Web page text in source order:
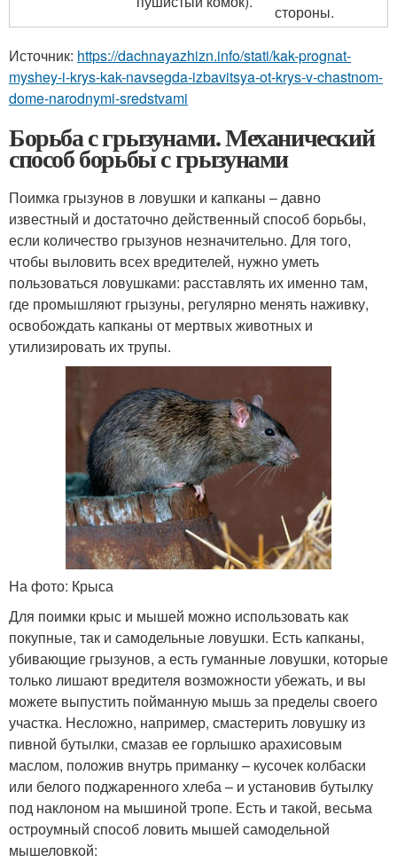
стороны.
Источник: https://dachnayazhizn.info/stati/kak-prognat-
myshey-i-krys-kak-navsegda-izbavitsya-ot-krys-v-chastnom-
dome-narodnymi-sredstvami
Борьба с грызунами. Механический
способ борьбы с грызунами
Поимка грызунов в ловушки и капканы – давно
известный и достаточно действенный способ борьбы,
если количество грызунов незначительно. Для того,
чтобы выловить всех вредителей, нужно уметь
пользоваться ловушками: расставлять их именно там,
где промышляют грызуны, регулярно менять наживку,
освобождать капканы от мертвых животных и
утилизировать их трупы.
На фото: Крыса
Для поимки крыс и мышей можно использовать как
покупные, так и самодельные ловушки. Есть капканы,
убивающие грызунов, а есть гуманные ловушки, которые
только лишают вредителя возможности убежать, и вы
можете выпустить пойманную мышь за пределы своего
участка. Несложно, например, смастерить ловушку из
пивной бутылки, смазав ее горлышко арахисовым
маслом, положив внутрь приманку – кусочек колбаски
или белого поджаренного хлеба – и установив бутылку
под наклоном на мышиной тропе. Есть и такой, весьма
остроумный способ ловить мышей самодельной
мышеловкой: